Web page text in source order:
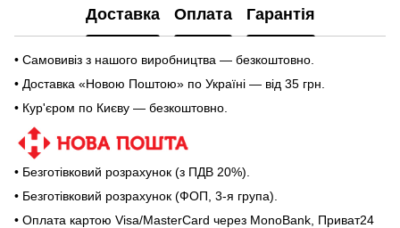
Доставка Оплата Гарантія
• Самовивіз з нашого виробництва — безкоштовно.
• Доставка «Новою Поштою» по Україні — від 35 грн.
• Кур'єром по Києву — безкоштовно.
• Безготівковий розрахунок (з ПДВ 20%).
• Безготівковий розрахунок (ФОП, 3-я група).
• Оплата картою Visa/MasterCard через MonoBank, Приват24